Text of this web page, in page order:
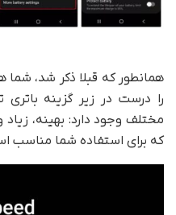
همانطور که قبلا ذکر شد،
را درست در زیر گزینه
مختلف وجود دارد: بهینه، زیاد
که برای استفاده شما مناسب